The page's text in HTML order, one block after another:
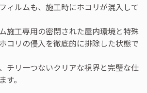
ィルムも、施工時にホコリが混入して
施工専用の密閉された屋内環境と特殊
コリの侵入を徹底的に排除した状態で
チリ一つないクリアな視界と完璧な仕
す。